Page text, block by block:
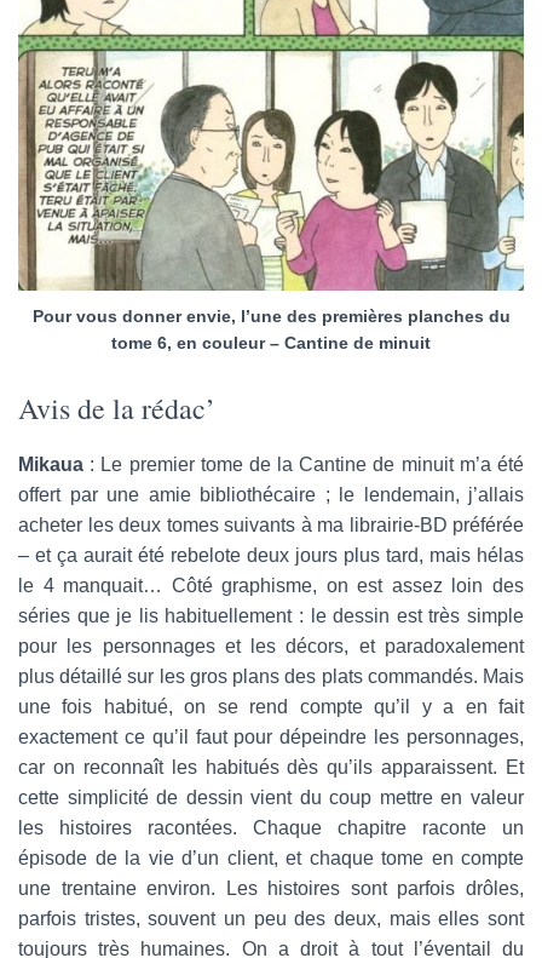
Pour vous donner envie, l’une des premières planches du
tome 6, en couleur – Cantine de minuit
Avis de la rédac’
Mikaua : Le premier tome de la Cantine de minuit m’a été
offert par une amie bibliothécaire ; le lendemain, j’allais
acheter les deux tomes suivants à ma librairie-BD préférée
– et ça aurait été rebelote deux jours plus tard, mais hélas
le 4 manquait… Côté graphisme, on est assez loin des
séries que je lis habituellement : le dessin est très simple
pour les personnages et les décors, et paradoxalement
plus détaillé sur les gros plans des plats commandés. Mais
une fois habitué, on se rend compte qu’il y a en fait
exactement ce qu’il faut pour dépeindre les personnages,
car on reconnaît les habitués dès qu’ils apparaissent. Et
cette simplicité de dessin vient du coup mettre en valeur
les histoires racontées. Chaque chapitre raconte un
épisode de la vie d’un client, et chaque tome en compte
une trentaine environ. Les histoires sont parfois drôles,
parfois tristes, souvent un peu des deux, mais elles sont
toujours très humaines. On a droit à tout l’éventail du